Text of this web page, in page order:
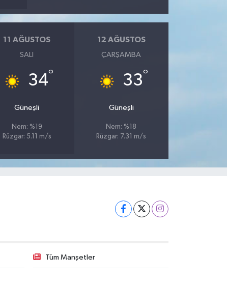
11 AĞUSTOS
SALI
34°
Güneşli
Nem: %19
Rüzgar: 5.11 m/s
12 AĞUSTOS
ÇARŞAMBA
33°
Güneşli
Nem: %18
Rüzgar: 7.31 m/s
Tüm Manşetler